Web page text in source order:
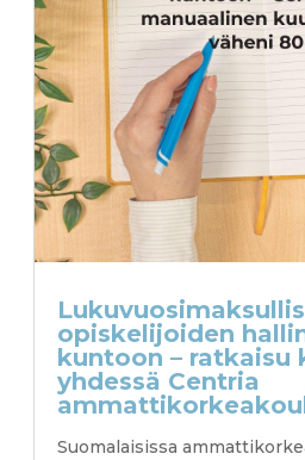
opiskelijoiden
kuntoon – ratkaisu
yhdessä Centria
Suomalaisissa